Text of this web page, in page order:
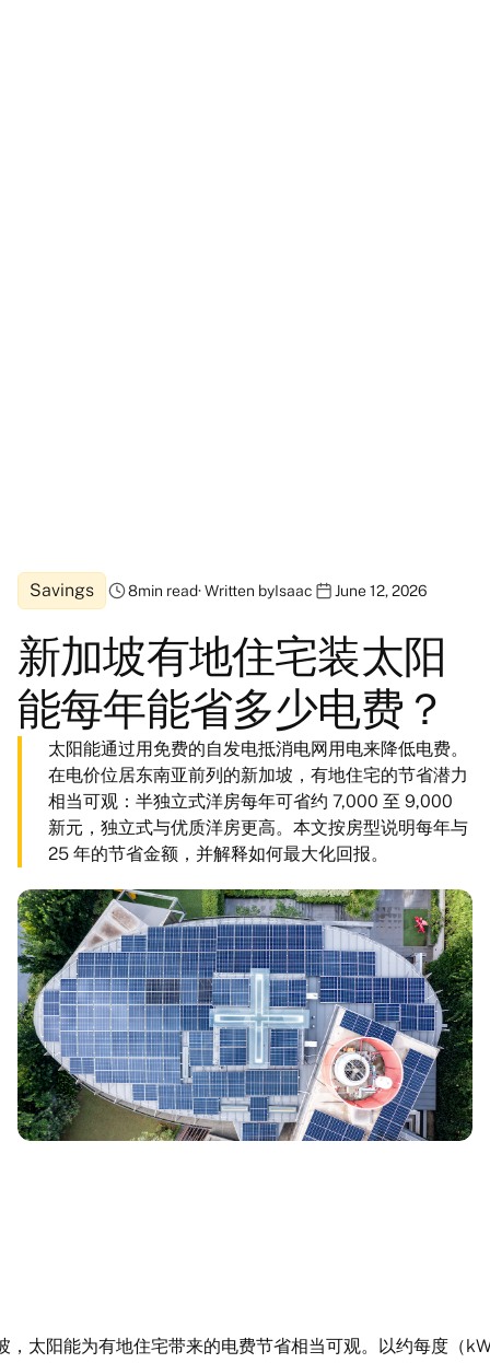
Savings 8min read· Written byIsaac June 12, 2026
新加坡有地住宅装太阳
能每年能省多少电费？
太阳能通过用免费的自发电抵消电网用电来降低电费。
在电价位居东南亚前列的新加坡，有地住宅的节省潜力
相当可观：半独立式洋房每年可省约 7,000 至 9,000
新元，独立式与优质洋房更高。本文按房型说明每年与
25 年的节省金额，并解释如何最大化回报。
，太阳能为有地住宅带来的电费节省相当可观。以约每度（